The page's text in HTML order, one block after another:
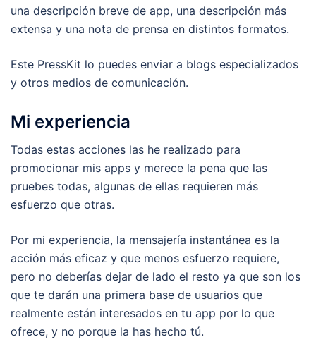
una descripción breve de app, una descripción más
extensa y una nota de prensa en distintos formatos.
Este PressKit lo puedes enviar a blogs especializados
y otros medios de comunicación.
Mi experiencia
Todas estas acciones las he realizado para
promocionar mis apps y merece la pena que las
pruebes todas, algunas de ellas requieren más
esfuerzo que otras.
Por mi experiencia, la mensajería instantánea es la
acción más eficaz y que menos esfuerzo requiere,
pero no deberías dejar de lado el resto ya que son los
que te darán una primera base de usuarios que
realmente están interesados en tu app por lo que
ofrece, y no porque la has hecho tú.